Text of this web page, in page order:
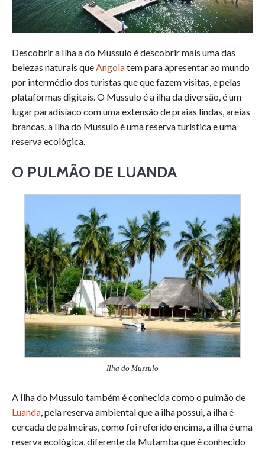
Descobrir a Ilha a do Mussulo é descobrir mais uma das
belezas naturais queAngolatem para apresentar ao mundo
por intermédio dos turistas que que fazem visitas, e pelas
plataformas digitais. O Mussulo é a ilha da diversão, é um
lugar paradisíaco com uma extensão de praias lindas, areias
brancas, a Ilha do Mussulo é uma reserva turística e uma
reserva ecológica.
O PULMÃO DE LUANDA
Ilha do Mussulo
A Ilha do Mussulo também é conhecida como o pulmão de
Luanda , pela reserva ambiental que a ilha possui, a ilha é
cercada de palmeiras, como foi referido encima, a ilha é uma
reserva ecológica, diferente da Mutamba que é conhecido